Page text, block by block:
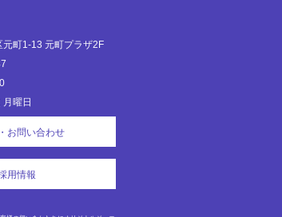
町1-13 元町プラザ2F
曜日
お問い合わせ
用情報